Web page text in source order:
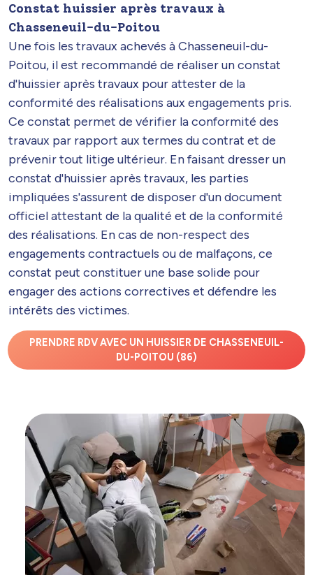
Constat huissier après travaux à
Chasseneuil-du-Poitou
Une fois les travaux achevés à Chasseneuil-du-
Poitou, il est recommandé de réaliser un constat
d'huissier après travaux pour attester de la
conformité des réalisations aux engagements pris.
Ce constat permet de vérifier la conformité des
travaux par rapport aux termes du contrat et de
prévenir tout litige ultérieur. En faisant dresser un
constat d'huissier après travaux, les parties
impliquées s'assurent de disposer d'un document
officiel attestant de la qualité et de la conformité
des réalisations. En cas de non-respect des
engagements contractuels ou de malfaçons, ce
constat peut constituer une base solide pour
engager des actions correctives et défendre les
intérêts des victimes.
PRENDRE RDV AVEC UN HUISSIER DE CHASSENEUIL-
DU-POITOU (86)